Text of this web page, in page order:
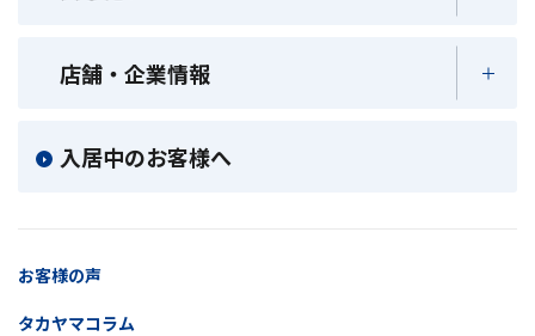
店舗・企業情報
入居中のお客様へ
お客様の声
タカヤマコラム